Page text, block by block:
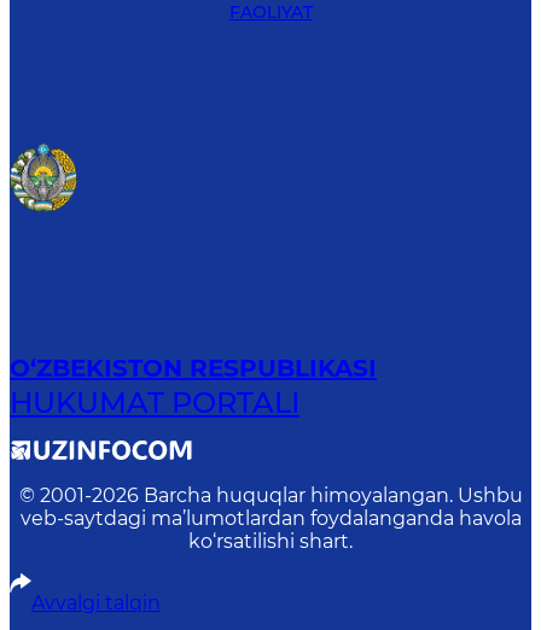
FAOLIYAT
O‘ZBEKISTON RESPUBLIKASI
HUKUMAT PORTALI
© 2001-2026 Barcha huquqlar himoyalangan. Ushbu
veb-saytdagi ma’lumotlardan foydalanganda havola
ko‘rsatilishi shart.
Avvalgi talqin